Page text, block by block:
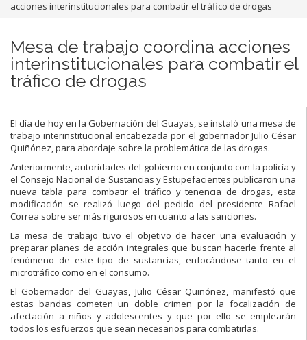
acciones interinstitucionales para combatir el tráfico de drogas
Mesa de trabajo coordina acciones
interinstitucionales para combatir el
tráfico de drogas
El día de hoy en la Gobernación del Guayas, se instaló una mesa de
trabajo interinstitucional encabezada por el gobernador Julio César
Quiñónez, para abordaje sobre la problemática de las drogas.
Anteriormente, autoridades del gobierno en conjunto con la policía y
el Consejo Nacional de Sustancias y Estupefacientes publicaron una
nueva tabla para combatir el tráfico y tenencia de drogas, esta
modificación se realizó luego del pedido del presidente Rafael
Correa sobre ser más rigurosos en cuanto a las sanciones.
La mesa de trabajo tuvo el objetivo de hacer una evaluación y
preparar planes de acción integrales que buscan hacerle frente al
fenómeno de este tipo de sustancias, enfocándose tanto en el
microtráfico como en el consumo.
El Gobernador del Guayas, Julio César Quiñónez, manifestó que
estas bandas cometen un doble crimen por la focalización de
afectación a niños y adolescentes y que por ello se emplearán
todos los esfuerzos que sean necesarios para combatirlas.